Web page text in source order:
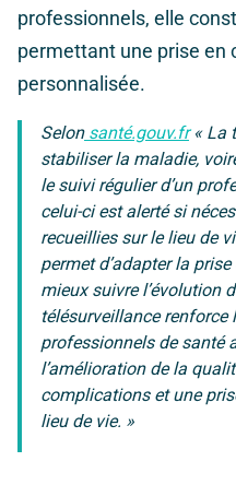
professionnels, elle
permettant une prise en
personnalisée.
Selonsanté.gouv.fr« La
stabiliser la maladie,
le suivi régulier d’un
celui-ci est alerté si
recueillies sur le lieu de
permet d’adapter la
mieux suivre l’évolution
télésurveillance
professionnels de santé
l’amélioration de la
complications et une
lieu de vie. »